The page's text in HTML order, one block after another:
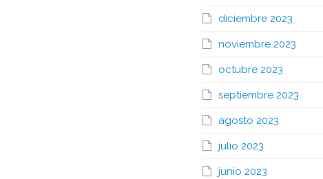
diciembre 2023
noviembre 2023
octubre 2023
septiembre 2023
agosto 2023
julio 2023
junio 2023